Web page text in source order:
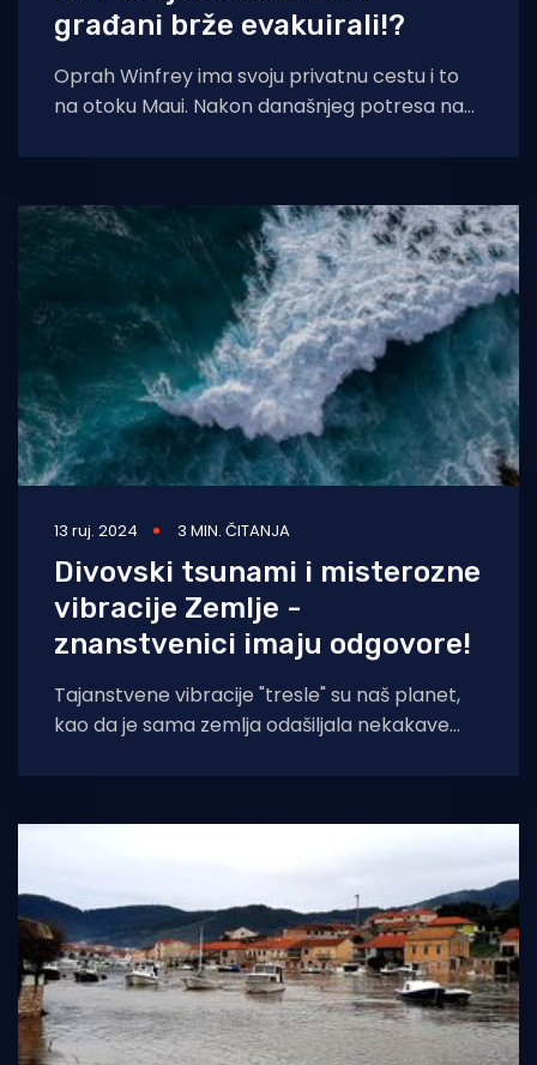
građani brže evakuirali!?
Oprah Winfrey ima svoju privatnu cestu i to
na otoku Maui. Nakon današnjeg potresa na
13 ruj. 2024 3 MIN. ČITANJA
Divovski tsunami i misterozne
vibracije Zemlje -
znanstvenici imaju odgovore!
Tajanstvene vibracije "tresle" su naš planet,
kao da je sama zemlja odašiljala nekakave